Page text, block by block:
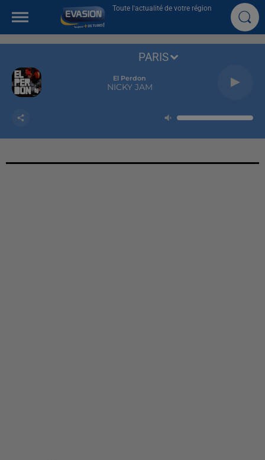
Toute l'actualité de votre région
El Perdon
NICKY JAM
PARIS